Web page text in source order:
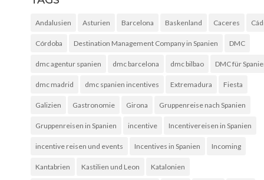
Andalusien Asturien Barcelona Baskenland Caceres
Córdoba Destination Management Company in Spanien DMC
dmc agentur spanien dmc barcelona dmc bilbao DMC für
dmc madrid dmc spanien incentives Extremadura Fiesta
Galizien Gastronomie Girona Gruppenreise nach Spanien
Gruppenreisen in Spanien incentive Incentivereisen in Spanien
incentive reisen und events Incentives in Spanien Incoming
Kantabrien Kastilien und Leon Katalonien